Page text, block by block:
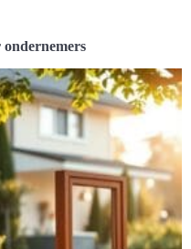
ondernemers